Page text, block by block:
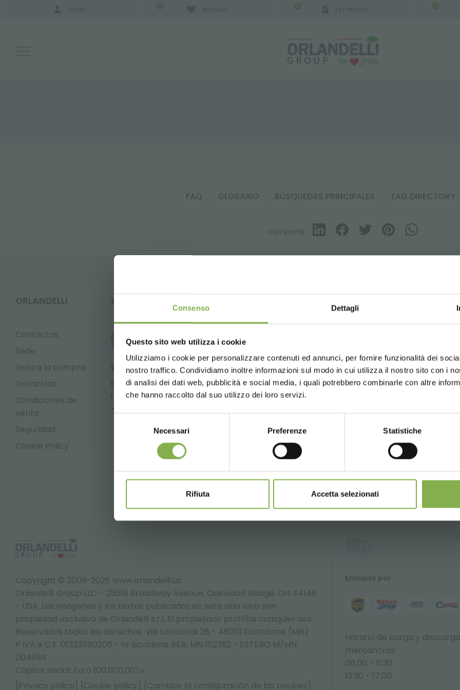
Consenso Dettagli
Questo sito web utilizza i cookie
Utilizziamo i cookie per personalizzare contenuti ed annunci, per fornire funzionalità dei
nostro traffico. Condividiamo inoltre informazioni sul modo in cui utilizza il nostro sito con i
di analisi dei dati web, pubblicità e social media, i quali potrebbero combinarle con altre
che hanno raccolto dal suo utilizzo dei loro servizi.
Necessari Preferenze Statistiche
Rifiuta Accetta selezionati
0 0 0
FAQ GLOSARIO BÚSQUEDAS PRINCIPALES TAG DIRECTORY
compartir
UNITED STATES ENGLISH
CONTINUE
ORLANDELLI
Contactos
Sede
Guía a la compra
Garantías
Condiciones de
venta
Seguridad
Cookie Policy
Whatsapp
Información
requerida
Email
Información
requerida
Teléfono
De lunes a viernes
08:30 - 13:00
Más de 40
años de
Copyright © 2009-2026 www.orlandelli.us
Orlandelli Group LLC - 25018 Broadway Avenue, Oakwood Village, OH 44146
- USA. Las imágenes y los textos publicados en este sitio web son
propiedad exclusiva de Orlandelli s.r.l. El propietario prohíbe cualquier uso.
Reservados todos los derechos. Via Lombardi 26 - 46010 Curtatone (MN)
P.IVA e C.F. 01333580205 - nr iscrizione REA: MN 152392 - ESTERO M/MN
004894
Capital social: Euro 100.000,00 i.v.
[Privacy policy]
[Cookie policy] [Cambiar la configuración de las cookies]
Enviado por
Horario de carga y
mercancías:
08:00 - 11:30
13:30 - 17:00